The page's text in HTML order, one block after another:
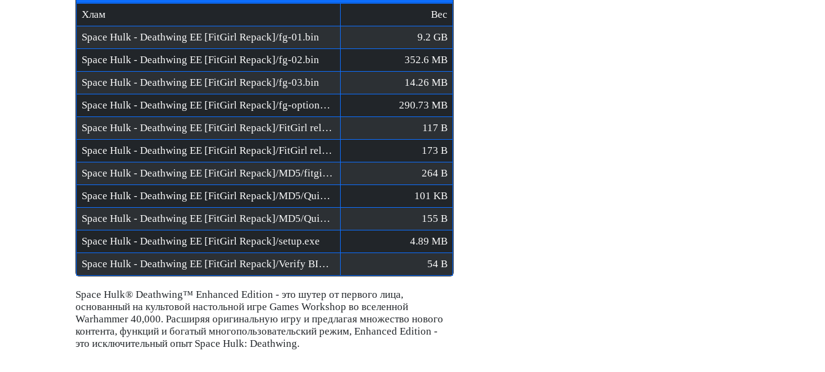
Хлам
Вес
Space Hulk - Deathwing EE [FitGirl Repack]/fg-01.bin
9.2 GB
Space Hulk - Deathwing EE [FitGirl Repack]/fg-02.bin
352.6 MB
Space Hulk - Deathwing EE [FitGirl Repack]/fg-03.bin
14.26 MB
Space Hulk - Deathwing EE [FitGirl Repack]/fg-optional-unused-videos.bin
290.73 MB
Space Hulk - Deathwing EE [FitGirl Repack]/FitGirl releases on 1337x.url
117 B
Space Hulk - Deathwing EE [FitGirl Repack]/FitGirl releases on KAT.url
173 B
Space Hulk - Deathwing EE [FitGirl Repack]/MD5/fitgirl-bins.md5
264 B
Space Hulk - Deathwing EE [FitGirl Repack]/MD5/QuickSFV.EXE
101 KB
Space Hulk - Deathwing EE [FitGirl Repack]/MD5/QuickSFV.ini
155 B
Space Hulk - Deathwing EE [FitGirl Repack]/setup.exe
4.89 MB
Space Hulk - Deathwing EE [FitGirl Repack]/Verify BIN files before installation.bat
54 B
Space Hulk® Deathwing™ Enhanced Edition - это шутер от первого лица,
основанный на культовой настольной игре Games Workshop во вселенной
Warhammer 40,000. Расширяя оригинальную игру и предлагая множество нового
контента, функций и богатый многопользовательский режим, Enhanced Edition -
это исключительный опыт Space Hulk: Deathwing.